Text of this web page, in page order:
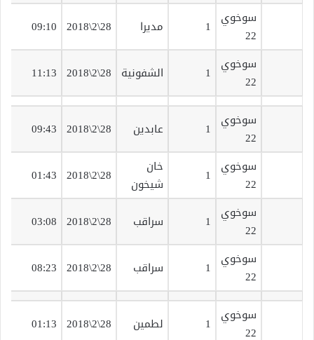
سوخوي
22
1 مديرا 28\2\2018
09:10
سوخوي
22
1 الشفونية 28\2\2018
11:13
سوخوي
22
1 عابدين 28\2\2018
09:43
سوخوي
22
1
خان
شيخون
28\2\2018
01:43
سوخوي
22
1 سراقب 28\2\2018
03:08
سوخوي
22
1 سراقب 28\2\2018
08:23
سوخوي
22
1 لطمين 28\2\2018
01:13